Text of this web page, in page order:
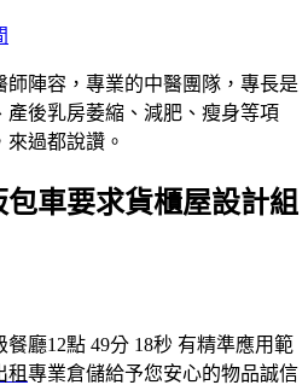
陣容，專業的中醫團隊，專長是
後乳房萎縮、減肥、瘦身等項
過都說讚。
包車要求貨櫃屋設計組
廳12點 49分 18秒 有精準應用範
租專業倉儲給予您安心的物品誠信